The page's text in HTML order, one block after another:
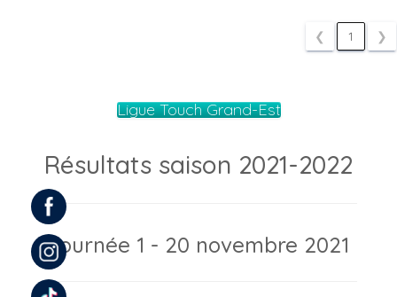
❮ 1 ❯
Ligue Touch Grand-Est
Résultats saison 2021-2022
Journée 1 - 20 novembre 2021